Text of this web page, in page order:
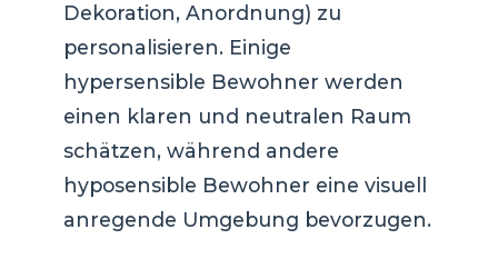
Dekoration, Anordnung) zu
personalisieren. Einige
hypersensible Bewohner werden
einen klaren und neutralen Raum
schätzen, während andere
hyposensible Bewohner eine visuell
anregende Umgebung bevorzugen.